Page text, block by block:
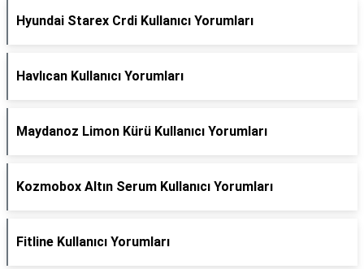
Hyundai Starex Crdi Kullanıcı Yorumları
Havlıcan Kullanıcı Yorumları
Maydanoz Limon Kürü Kullanıcı Yorumları
Kozmobox Altın Serum Kullanıcı Yorumları
Fitline Kullanıcı Yorumları